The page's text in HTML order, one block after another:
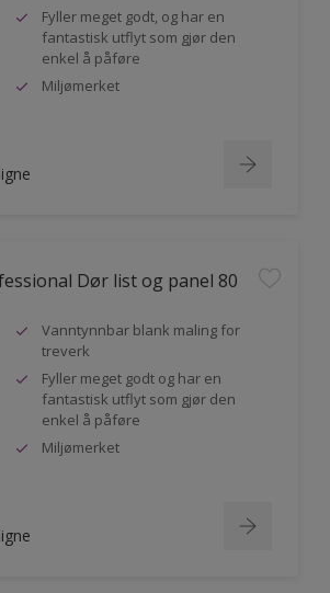
Fyller meget godt, og har en
fantastisk utflyt som gjør den
enkel å påføre
Miljømerket
Dør list og panel 80
Vanntynnbar blank maling for
treverk
Fyller meget godt og har en
fantastisk utflyt som gjør den
enkel å påføre
Miljømerket